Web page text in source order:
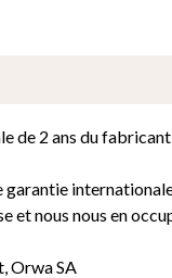
de 2 ans du
garantie
et nous nous en
Orwa SA